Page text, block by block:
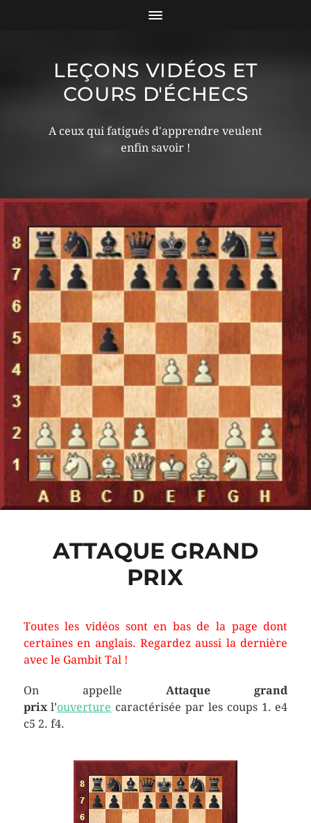
LEÇONS VIDÉOS ET
COURS D'ÉCHECS
A ceux qui fatigués d'apprendre veulent
enfin savoir !
ATTAQUE GRAND
PRIX
Toutes les vidéos sont en bas de la page dont
certaines en anglais. Regardez aussi la dernière
avec le Gambit Tal !
On appelleAttaque grand
prixl’ouverture caractérisée par les coups 1. e4
c5 2. f4.